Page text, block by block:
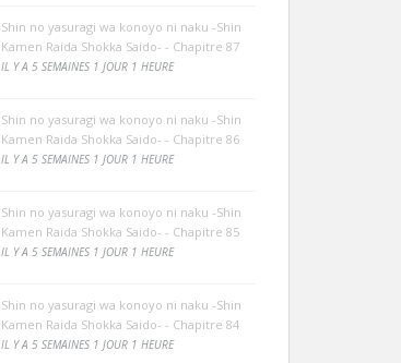
Shin no yasuragi wa konoyo ni naku -Shin
Kamen Raida Shokka Saido- - Chapitre 87
IL Y A 5 SEMAINES 1 JOUR 1 HEURE
Shin no yasuragi wa konoyo ni naku -Shin
Kamen Raida Shokka Saido- - Chapitre 86
IL Y A 5 SEMAINES 1 JOUR 1 HEURE
Shin no yasuragi wa konoyo ni naku -Shin
Kamen Raida Shokka Saido- - Chapitre 85
IL Y A 5 SEMAINES 1 JOUR 1 HEURE
Shin no yasuragi wa konoyo ni naku -Shin
Kamen Raida Shokka Saido- - Chapitre 84
IL Y A 5 SEMAINES 1 JOUR 1 HEURE